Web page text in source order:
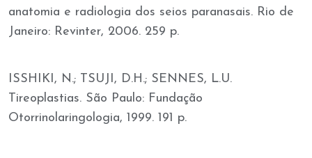
anatomia e radiologia dos seios paranasais. Rio de
Janeiro: Revinter, 2006. 259 p.
ISSHIKI, N.; TSUJI, D.H.; SENNES, L.U.
Tireoplastias. São Paulo: Fundação
Otorrinolaringologia, 1999. 191 p.